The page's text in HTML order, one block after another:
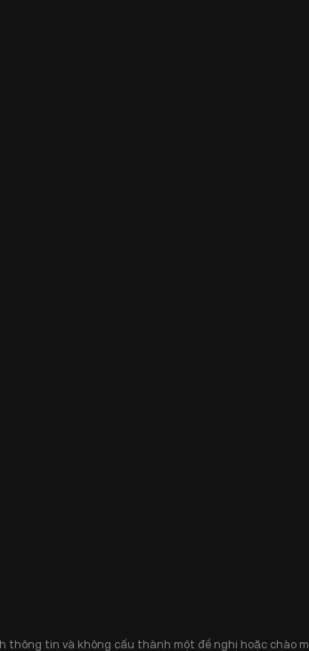
thông tin và không cấu thành một đề nghị hoặc chào